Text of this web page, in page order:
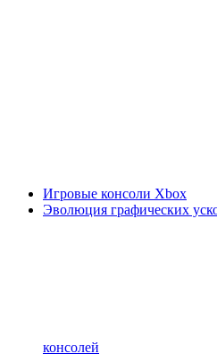
Игровые консоли Xbox
Эволюция графических
консолей